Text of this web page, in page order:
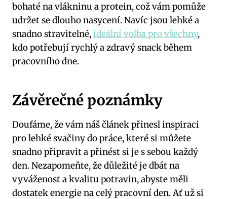
bohaté na vlákninu a protein, což vám pomůže
udržet se dlouho nasycení. Navíc jsou lehké a
snadno stravitelné,ideální volba pro všechny,
kdo potřebují rychlý a zdravý snack během
pracovního dne.
Závěrečné poznámky
Doufáme, že vám náš článek přinesl inspiraci
pro lehké svačiny do práce, které si můžete
snadno připravit a přinést si je s sebou každý
den. Nezapomeňte, že důležité je dbát na
vyváženost a kvalitu potravin, abyste měli
dostatek energie na celý pracovní den. Ať už si